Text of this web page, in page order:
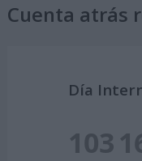
Cuenta atrás
Día
103